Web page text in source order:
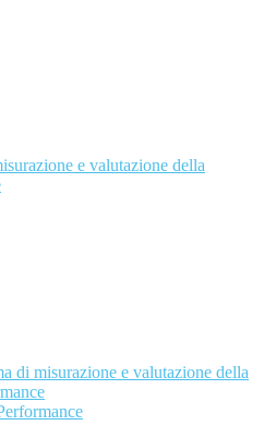
e valutazione della
di misurazione e valutazione della